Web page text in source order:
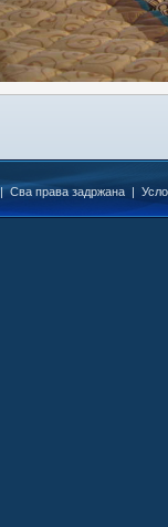
права задржана |